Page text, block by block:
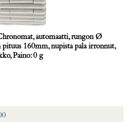
automaatti, rungon Ø
160mm, nupista pala irronnut,
Paino: 0 g